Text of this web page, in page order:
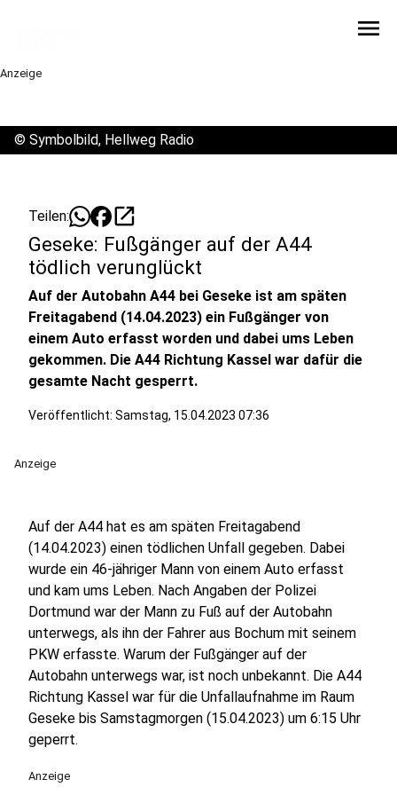
menu
Anzeige
© Symbolbild, Hellweg Radio
Teilen: open_in_new
Geseke: Fußgänger auf der A44
tödlich verunglückt
Auf der Autobahn A44 bei Geseke ist am späten
Freitagabend (14.04.2023) ein Fußgänger von
einem Auto erfasst worden und dabei ums Leben
gekommen. Die A44 Richtung Kassel war dafür die
gesamte Nacht gesperrt.
Veröffentlicht: Samstag, 15.04.2023 07:36
Anzeige
Auf der A44 hat es am späten Freitagabend
(14.04.2023) einen tödlichen Unfall gegeben. Dabei
wurde ein 46-jähriger Mann von einem Auto erfasst
und kam ums Leben. Nach Angaben der Polizei
Dortmund war der Mann zu Fuß auf der Autobahn
unterwegs, als ihn der Fahrer aus Bochum mit seinem
PKW erfasste. Warum der Fußgänger auf der
Autobahn unterwegs war, ist noch unbekannt. Die A44
Richtung Kassel war für die Unfallaufnahme im Raum
Geseke bis Samstagmorgen (15.04.2023) um 6:15 Uhr
geperrt.
Anzeige